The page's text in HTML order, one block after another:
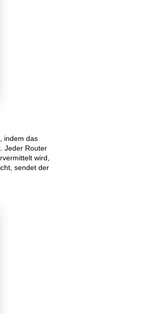
indem das
Jeder Router
wird,
sendet der